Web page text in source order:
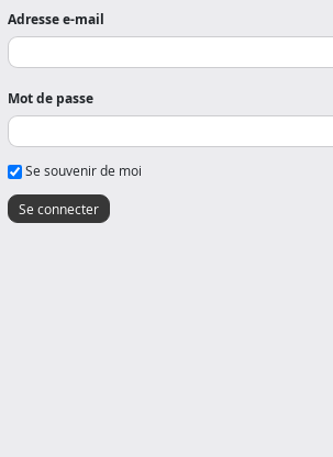
Adresse e-mail
Mot de passe
Se souvenir de moi
Se connecter